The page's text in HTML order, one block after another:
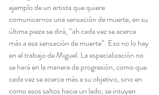
ejemplo de un artista que quiere
comunicarnos una sensación de muerte, en su
última pieza se dirá, “ah cada vez se acerca
más a esa sensación de muerte”. Eso no lo hay
en el trabajo de Miguel. La especialización no
se hará en la manera de progresión, como que
cada vez se acerca más a su objetivo, sino en
como esos saltos hacia un lado, se intuyen